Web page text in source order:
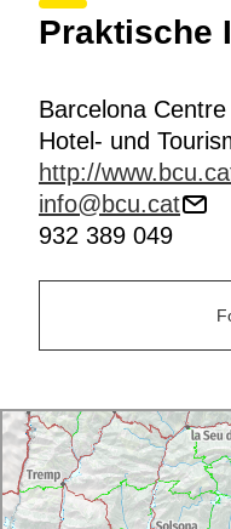
Praktische
Barcelona
Hotel- und
http://
info@bcu.cat
932 389 049